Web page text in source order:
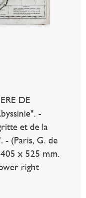
DE
-
et de la
- (Paris, G. de
x 525 mm.
right